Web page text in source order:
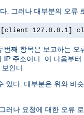
. 그러나 대부분의 오
[client 127.0.0.1]
째 항목은 보고하는 오
주소이다. 이 다음부
인다.
있다. 대부분은 위와
러나 요청에 대한 오류